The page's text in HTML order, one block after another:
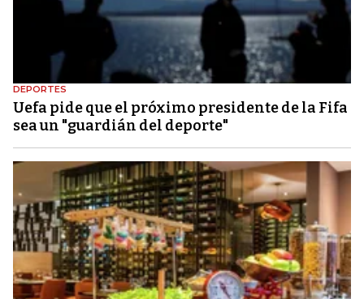
DEPORTES
Uefa pide que el próximo presidente de la Fifa
sea un "guardián del deporte"